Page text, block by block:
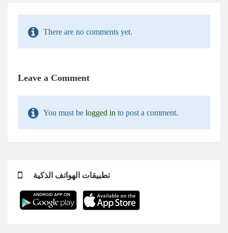
There are no comments yet.
Leave a Comment
You must be logged in to post a comment.
تطبيقات الهواتف الذكية